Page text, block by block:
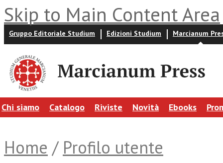
Skip to Main Content Area
Gruppo Editoriale Studium Edizioni Studium Marcianum
Chi siamo Catalogo Riviste Novità Ebooks
Home / Profilo utente